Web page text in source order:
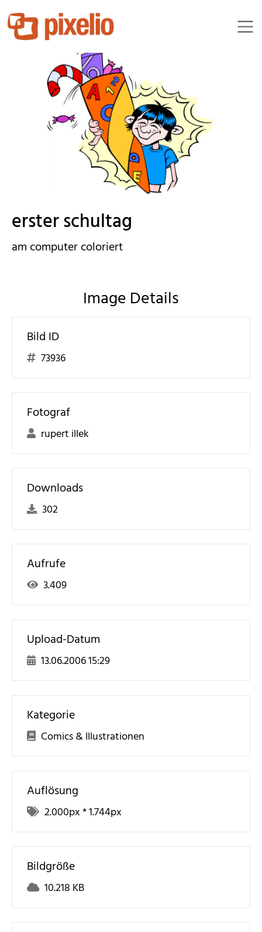
lupo
erster schultag
am computer coloriert
Image Details
Bild ID
73936
Fotograf
rupert illek
Downloads
302
Aufrufe
3.409
Upload-Datum
13.06.2006 15:29
Kategorie
Comics & Illustrationen
Auflösung
2.000px *1.744px
Bildgröße
10.218 KB